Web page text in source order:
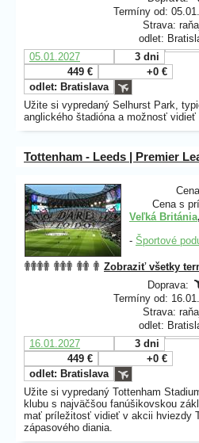
Termíny od:
Strava:
odlet:
05.01.2027
3 dni
449 €
+0 €
odlet: Bratislava
Užite si vypredaný Selhurst Park,
anglického štadióna a možnosť
Tottenham - Leeds | Premier
Cena s
Veľká Británia,
- Športové
Zobraziť všetky
Doprava:
Termíny od:
Strava:
odlet:
16.01.2027
3 dni
449 €
+0 €
odlet: Bratislava
Užite si vypredaný Tottenham
klubu s najväčšou fanúšikovskou
mať príležitosť vidieť v akcii hviezdy
zápasového diania.